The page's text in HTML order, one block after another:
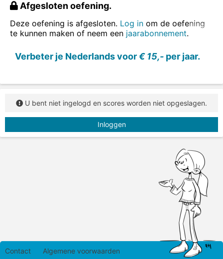
Afgesloten oefening.
Deze oefening is afgesloten. Log in om de oefening
te kunnen maken of neem een jaarabonnement.
Verbeter je Nederlands voor€ 15,- per jaar.
U bent niet ingelogd en scores worden niet opgeslagen.
Inloggen
Contact Algemene voorwaarden